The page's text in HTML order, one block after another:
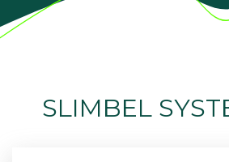
SLIMBEL